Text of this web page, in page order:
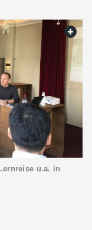
u.a. in